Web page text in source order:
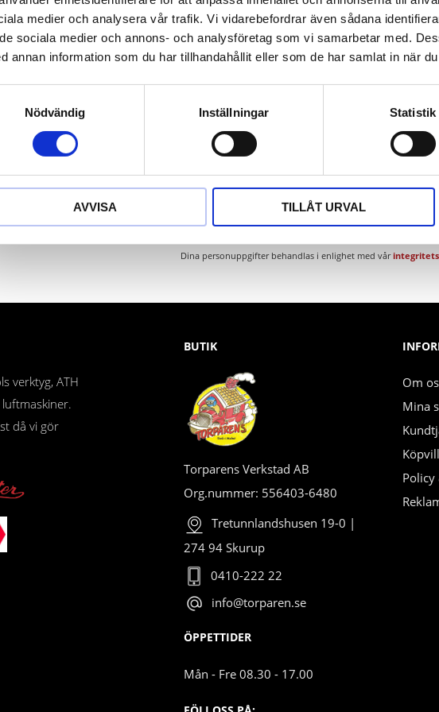
medier och analysera vår trafik. Vi vidarebefordrar även sådana
sociala medier och annons- och analysföretag som vi samarbetar med.
annan information som du har tillhandahållit eller som de har samlat in när
Nödvändig
Inställningar Statistik
AVVISA TILLÅT URVAL
Krom vanadium
Dina personuppgifter behandlas i enlighet med vår
verktyg, ATH
då vi gör
BUTIK
Torparens Verkstad AB
Org.nummer: 556403-6480
Tretunnlandshusen 19-0 |
274 94 Skurup
0410-222 22
info@torparen.se
ÖPPETTIDER
Mån - Fre 08.30 - 17.00
Om
Mina
Policy